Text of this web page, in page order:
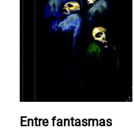
Entre fantasmas